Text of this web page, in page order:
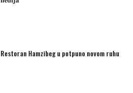
Restoran Hamzibeg u potpuno novom ruhu